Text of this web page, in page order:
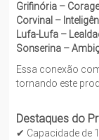
Grifinória –
Corvinal –
Lufa-Lufa –
Sonserina –
Essa conexão
tornando este
Destaques do
✔ Capacidade de